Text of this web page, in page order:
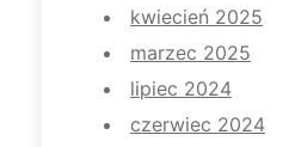
kwiecień 2025
marzec 2025
lipiec 2024
czerwiec 2024